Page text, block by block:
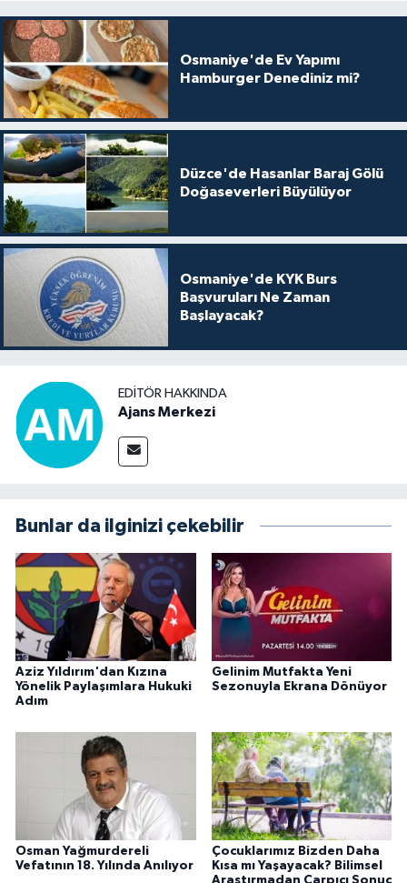
Osmaniye'de Ev Yapımı
Hamburger Denediniz mi?
Düzce'de Hasanlar Baraj Gölü
Doğaseverleri Büyülüyor
Osmaniye'de KYK Burs
Başvuruları Ne Zaman
Başlayacak?
EDITÖR HAKKINDA
Ajans Merkezi
Bunlar da ilginizi çekebilir
Aziz Yıldırım'dan Kızına
Yönelik Paylaşımlara Hukuki
Adım
Gelinim Mutfakta Yeni
Sezonuyla Ekrana Dönüyor
Osman Yağmurdereli
Vefatının 18. Yılında Anılıyor
Çocuklarımız Bizden Daha
Kısa mı Yaşayacak? Bilimsel